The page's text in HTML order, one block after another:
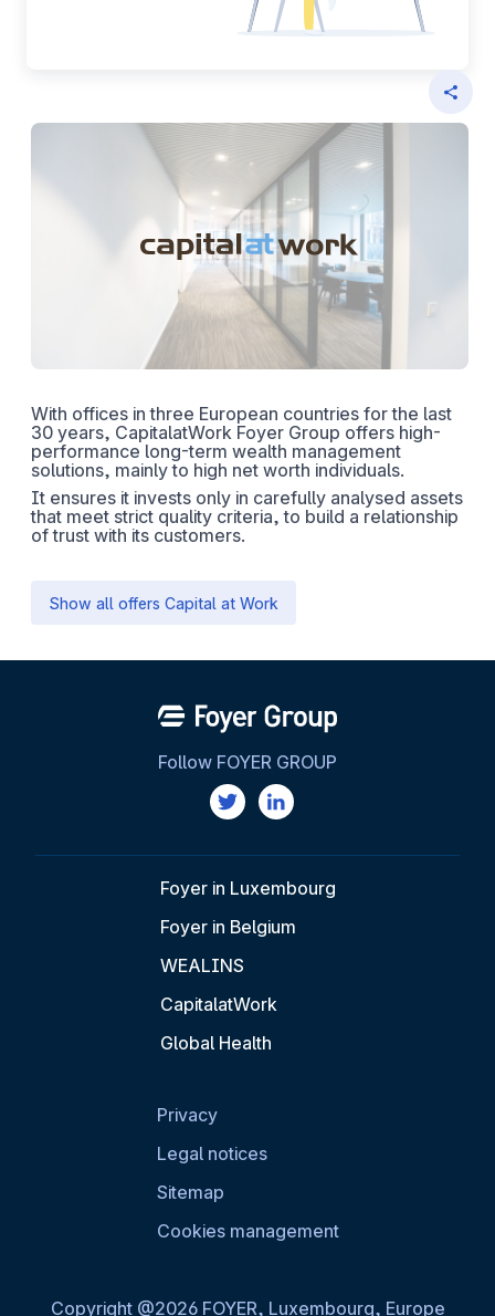
With offices in three European countries for the last
30 years, CapitalatWork Foyer Group offers high-
performance long-term wealth management
solutions, mainly to high net worth individuals.
It ensures it invests only in carefully analysed assets
that meet strict quality criteria, to build a relationship
of trust with its customers.
Show all offers Capital at Work
Follow FOYER GROUP
Foyer in Luxembourg
Foyer in Belgium
WEALINS
CapitalatWork
Global Health
Privacy
Legal notices
Sitemap
Cookies management
Copyright @2026 FOYER, Luxembourg, Europe